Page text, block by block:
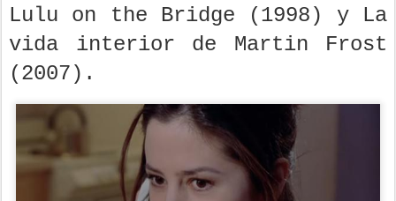
Lulu on the Bridge (1998) y La
vida interior de Martin Frost
(2007).